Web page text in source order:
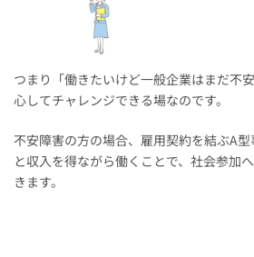
つまり「働きたいけど一般企業はまだ不
心してチャレンジできる場なのです。
不安障害の方の場合、雇用契約を結ぶA
と収入を得ながら働くことで、社会参加
きます。